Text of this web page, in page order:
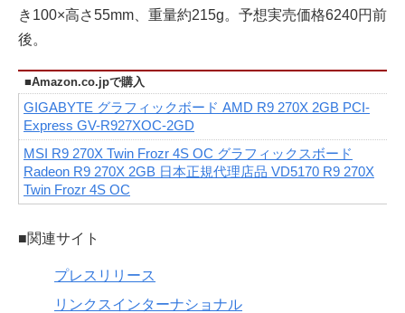
き100×高さ55mm、重量約215g。予想実売価格6240円前
後。
■Amazon.co.jpで購入
GIGABYTE グラフィックボード AMD R9 270X 2GB PCI-
Express GV-R927XOC-2GD
MSI R9 270X Twin Frozr 4S OC グラフィックスボード
Radeon R9 270X 2GB 日本正規代理店品 VD5170 R9 270X
Twin Frozr 4S OC
■関連サイト
プレスリリース
リンクスインターナショナル